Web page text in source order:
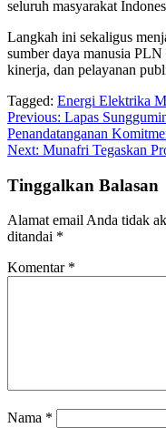
seluruh masyarakat
Langkah ini sekaligus
sumber daya manusia
kinerja, dan pelayanan
Tagged: Energi Elektrika
Navigasi
pos
Previous: Lapas
Penandatanganan
Next: Munafri Tegaskan
Tinggalkan Balasan
Alamat email Anda tidak
ditandai *
Komentar *
Nama *